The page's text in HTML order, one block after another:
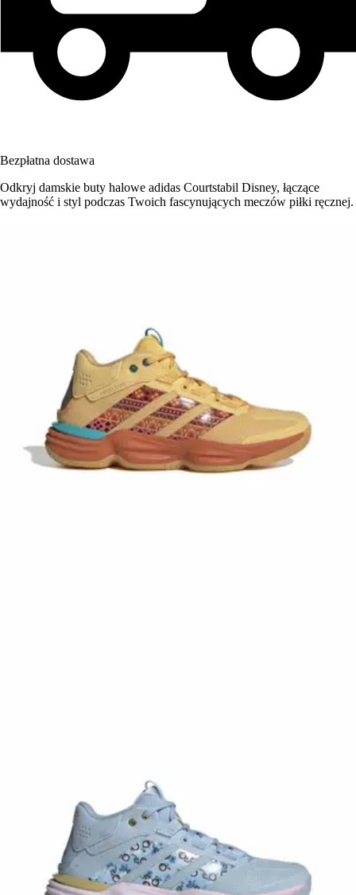
Bezpłatna dostawa
Odkryj damskie buty halowe adidas Courtstabil Disney, łączące
wydajność i styl podczas Twoich fascynujących meczów piłki ręcznej.